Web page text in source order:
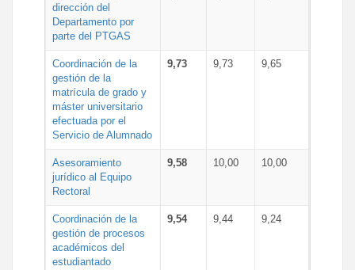
dirección del
Departamento por
parte del PTGAS
Coordinación de la
gestión de la
matrícula de grado y
máster universitario
efectuada por el
Servicio de Alumnado
9,73 9,73 9,65
Asesoramiento
jurídico al Equipo
Rectoral
9,58 10,00 10,00
Coordinación de la
gestión de procesos
académicos del
estudiantado
9,54 9,44 9,24